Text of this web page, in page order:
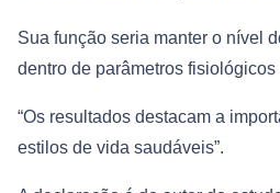
Sua função seria manter o nível
dentro de parâmetros fisiológicos
“Os resultados destacam a
estilos de vida saudáveis”.